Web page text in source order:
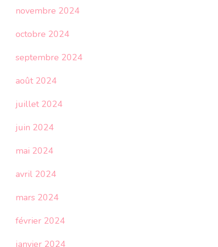
novembre 2024
octobre 2024
septembre 2024
août 2024
juillet 2024
juin 2024
mai 2024
avril 2024
mars 2024
février 2024
janvier 2024